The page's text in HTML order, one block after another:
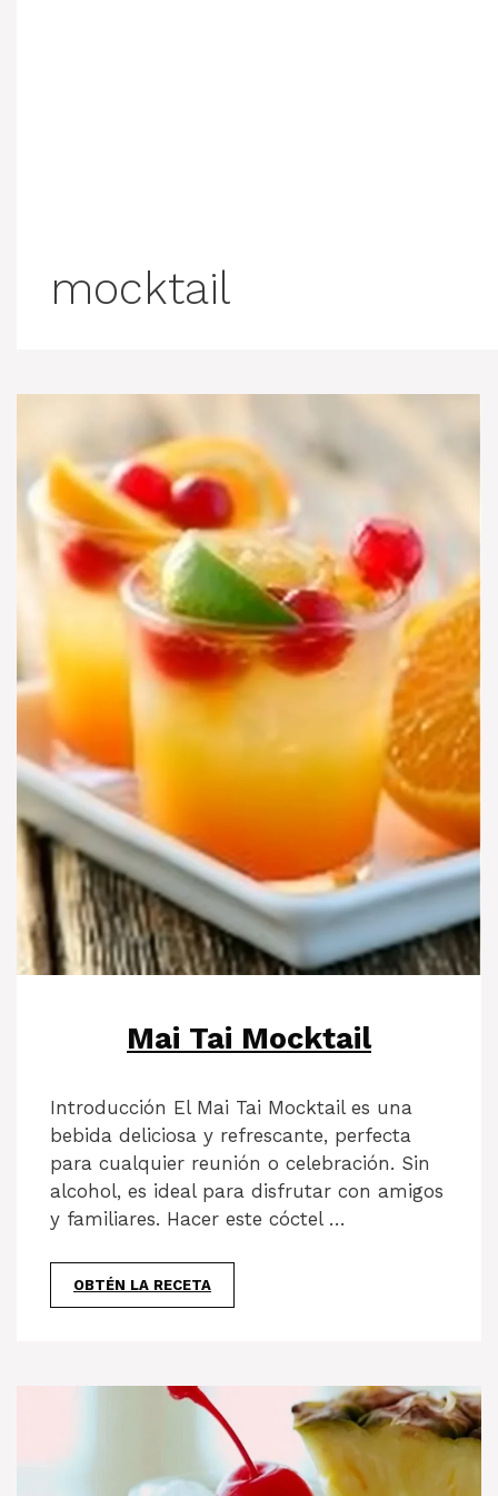
mocktail
Mai Tai Mocktail
Introducción El Mai Tai Mocktail es una
bebida deliciosa y refrescante, perfecta
para cualquier reunión o celebración. Sin
alcohol, es ideal para disfrutar con amigos
y familiares. Hacer este cóctel …
OBTÉN LA RECETA